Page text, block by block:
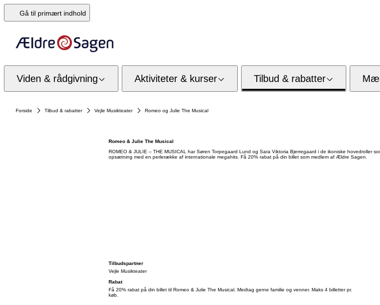
Gå til primært indhold
Viden & rådgivning Aktiviteter & kurser Tilbud & rabatter
Forside Tilbud & rabatter Vejle Musikteater Romeo og Julie The Musical
Romeo & Julie The Musical
ROMEO & JULIE – THE MUSICAL har Søren Torpegaard Lund og Sara Viktoria Bjerregaard i de ikoniske hovedroller
opsætning med en perlerække af internationale megahits. Få 20% rabat på din billet som medlem af Ældre Sagen.
Tilbudspartner
Vejle Musikteater
Rabat
Få 20% rabat på din billet til Romeo & Julie The Musical. Medtag gerne familie og venner. Maks 4 billetter pr.
køb.